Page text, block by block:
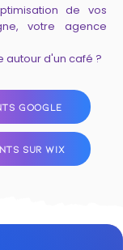
de vos
votre agence
autour d'un café ?
GOOGLE
SUR WIX